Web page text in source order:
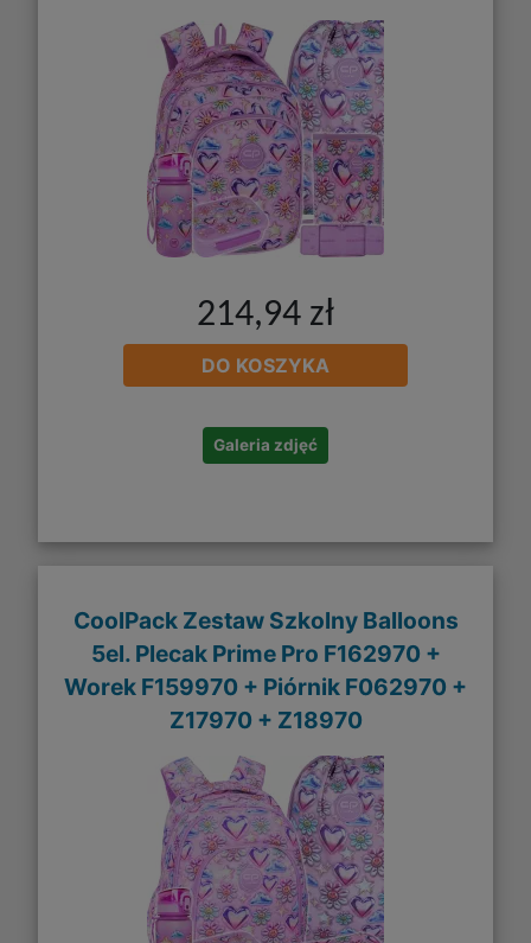
214,94 zł
DO KOSZYKA
Galeria zdjęć
CoolPack Zestaw Szkolny Balloons
5el. Plecak Prime Pro F162970 +
Worek F159970 + Piórnik F062970 +
Z17970 + Z18970